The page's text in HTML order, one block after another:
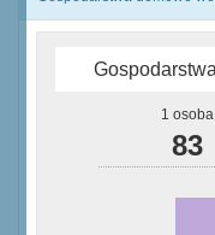
1 osoba
83